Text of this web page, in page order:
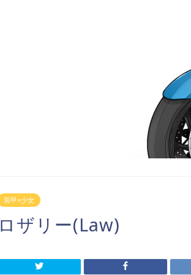
装甲×少女
ロザリー(Law)